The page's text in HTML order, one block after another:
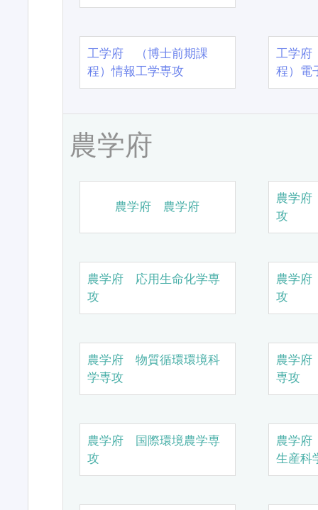
工学府 （博士前期課
程）情報工学専攻
工学
程）電
農学府
農学府 農学府
農学
攻
農学府 応用生命化学専
攻
農学
攻
農学府 物質循環環境科
学専攻
農学
専攻
農学府 国際環境農学専
攻
農学
生産科